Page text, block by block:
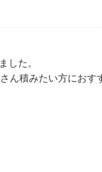
した。
ん積みたい方におす